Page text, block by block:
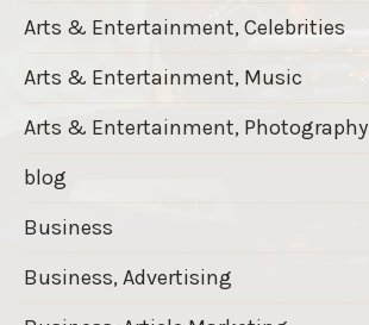
Arts & Entertainment, Celebrities
Arts & Entertainment, Music
Arts & Entertainment, Photography
blog
Business
Business, Advertising